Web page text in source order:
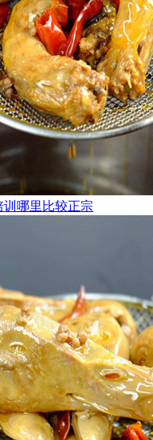
哪里比较正宗